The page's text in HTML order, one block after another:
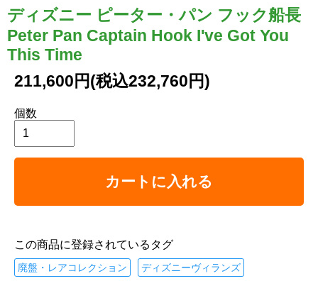
ディズニー ピーター・パン フック船長
Peter Pan Captain Hook I've Got You
This Time
211,600円(税込232,760円)
個数
カートに入れる
この商品に登録されているタグ
廃盤・レアコレクション ディズニーヴィランズ